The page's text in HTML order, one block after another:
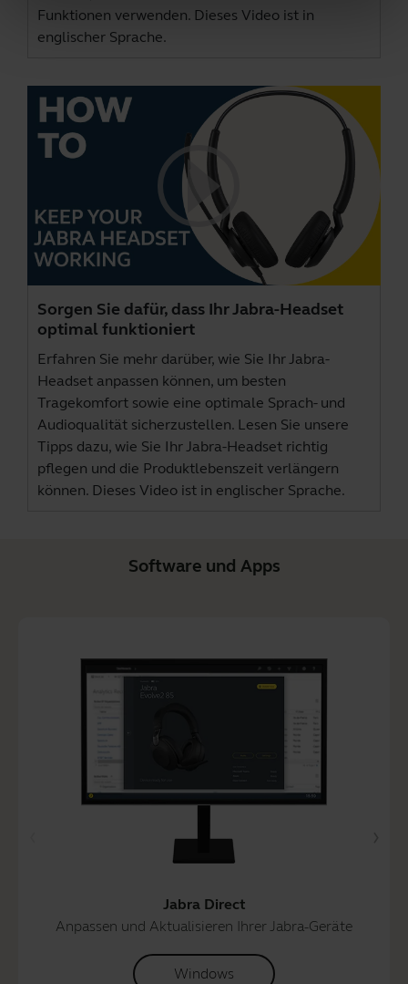
Funktionen verwenden. Dieses Video ist in
englischer Sprache.
Sorgen Sie dafür, dass Ihr Jabra-Headset
optimal funktioniert
Erfahren Sie mehr darüber, wie Sie Ihr Jabra-
Headset anpassen können, um besten
Tragekomfort sowie eine optimale Sprach- und
Audioqualität sicherzustellen. Lesen Sie unsere
Tipps dazu, wie Sie Ihr Jabra-Headset richtig
pflegen und die Produktlebenszeit verlängern
können. Dieses Video ist in englischer Sprache.
Software und Apps
Jabra Direct
Anpassen und Aktualisieren Ihrer Jabra-Geräte
Windows